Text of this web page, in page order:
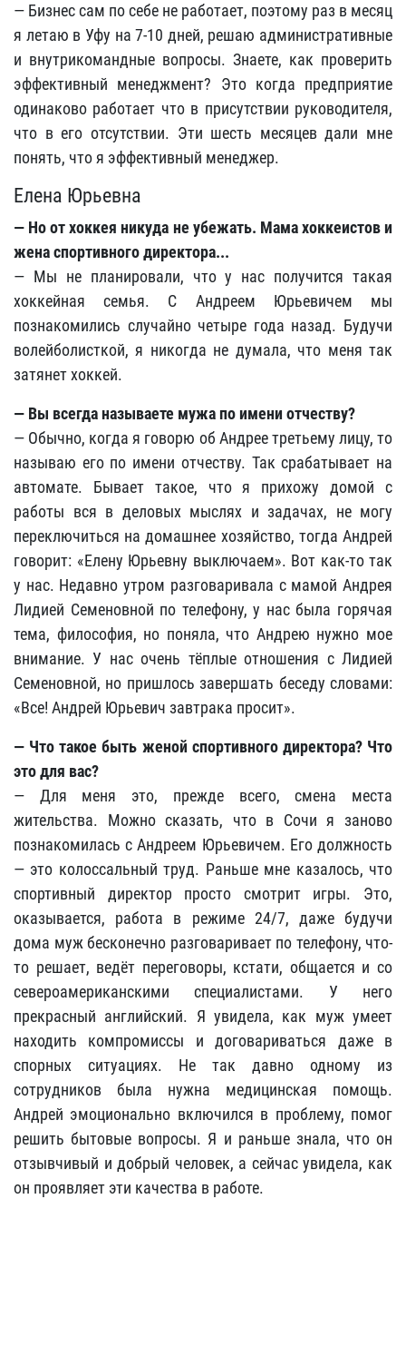
— Бизнес сам по себе не работает, поэтому раз в месяц
я летаю в Уфу на 7-10 дней, решаю административные
и внутрикомандные вопросы. Знаете, как проверить
эффективный менеджмент? Это когда предприятие
одинаково работает что в присутствии руководителя,
что в его отсутствии. Эти шесть месяцев дали мне
понять, что я эффективный менеджер.
Елена Юрьевна
— Но от хоккея никуда не убежать. Мама хоккеистов и
жена спортивного директора...
— Мы не планировали, что у нас получится такая
хоккейная семья. С Андреем Юрьевичем мы
познакомились случайно четыре года назад. Будучи
волейболисткой, я никогда не думала, что меня так
затянет хоккей.
— Вы всегда называете мужа по имени отчеству?
— Обычно, когда я говорю об Андрее третьему лицу, то
называю его по имени отчеству. Так срабатывает на
автомате. Бывает такое, что я прихожу домой с
работы вся в деловых мыслях и задачах, не могу
переключиться на домашнее хозяйство, тогда Андрей
говорит: «Елену Юрьевну выключаем». Вот как-то так
у нас. Недавно утром разговаривала с мамой Андрея
Лидией Семеновной по телефону, у нас была горячая
тема, философия, но поняла, что Андрею нужно мое
внимание. У нас очень тёплые отношения с Лидией
Семеновной, но пришлось завершать беседу словами:
«Все! Андрей Юрьевич завтрака просит».
— Что такое быть женой спортивного директора? Что
это для вас?
— Для меня это, прежде всего, смена места
жительства. Можно сказать, что в Сочи я заново
познакомилась с Андреем Юрьевичем. Его должность
— это колоссальный труд. Раньше мне казалось, что
спортивный директор просто смотрит игры. Это,
оказывается, работа в режиме 24/7, даже будучи
дома муж бесконечно разговаривает по телефону, что-
то решает, ведёт переговоры, кстати, общается и со
североамериканскими специалистами. У него
прекрасный английский. Я увидела, как муж умеет
находить компромиссы и договариваться даже в
спорных ситуациях. Не так давно одному из
сотрудников была нужна медицинская помощь.
Андрей эмоционально включился в проблему, помог
решить бытовые вопросы. Я и раньше знала, что он
отзывчивый и добрый человек, а сейчас увидела, как
он проявляет эти качества в работе.